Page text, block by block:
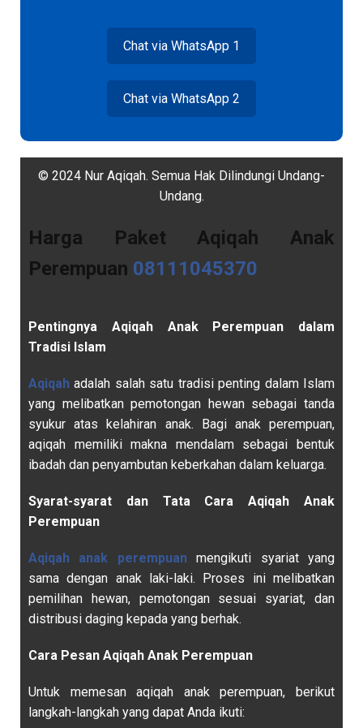
Chat via WhatsApp 1
Chat via WhatsApp 2
© 2024 Nur Aqiqah. Semua Hak Dilindungi Undang-
Undang.
Harga Paket Aqiqah Anak
Perempuan 08111045370
Pentingnya Aqiqah Anak Perempuan dalam
Tradisi Islam
Aqiqah adalah salah satu tradisi penting dalam Islam
yang melibatkan pemotongan hewan sebagai tanda
syukur atas kelahiran anak. Bagi anak perempuan,
aqiqah memiliki makna mendalam sebagai bentuk
ibadah dan penyambutan keberkahan dalam keluarga.
Syarat-syarat dan Tata Cara Aqiqah Anak
Perempuan
Aqiqah anak perempuanmengikuti syariat yang
sama dengan anak laki-laki. Proses ini melibatkan
pemilihan hewan, pemotongan sesuai syariat, dan
distribusi daging kepada yang berhak.
Cara Pesan Aqiqah Anak Perempuan
Untuk memesan aqiqah anak perempuan, berikut
langkah-langkah yang dapat Anda ikuti: